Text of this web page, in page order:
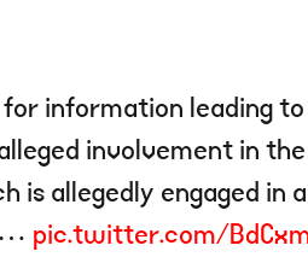
information leading
involvement in the
is allegedly engaged in
pic.twitter.com/